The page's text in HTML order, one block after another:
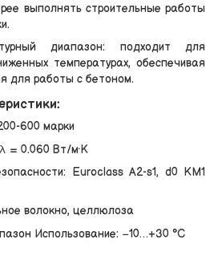
выполнять строительные работы
диапазон: подходит для
температурах, обеспечивая
для работы с бетоном.
600 марки
= 0.060 Вт/м·К
Euroclass A2-s1, d0 КМ1
волокно, целлюлоза
Использование: −10…+30 °C